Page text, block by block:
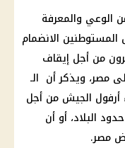
الوعي والمعرفة
الانضمام
من أجل إيقاف
مصر، ويذكر أن الـ
أرفول الجيش من أجل
البلاد، أو أن
مصر.